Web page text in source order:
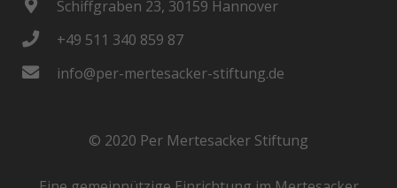
Schiffgraben 23, 30159 Hannover
+49 511 340 859 87
info@per-mertesacker-stiftung.de
© 2020 Per Mertesacker Stiftung